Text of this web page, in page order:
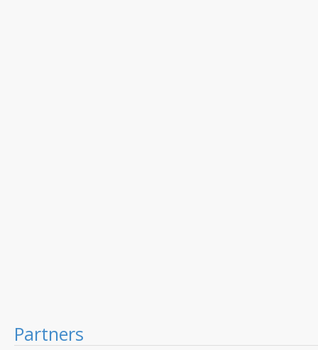
Partners